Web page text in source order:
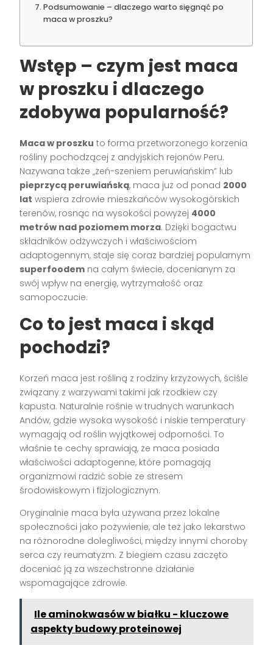
Podsumowanie – dlaczego warto sięgnąć po
maca w proszku?
Wstęp – czym jest maca
w proszku i dlaczego
zdobywa popularność?
Maca w proszku to forma przetworzonego korzenia
rośliny pochodzącej z andyjskich rejonów Peru.
Nazywana także „żeń-szeniem peruwiańskim” lub
pieprzycą peruwiańską, maca już od ponad 2000
lat wspiera zdrowie mieszkańców wysokogórskich
terenów, rosnąc na wysokości powyżej 4000
metrów nad poziomem morza. Dzięki bogactwu
składników odżywczych i właściwościom
adaptogennym, staje się coraz bardziej popularnym
superfoodem na całym świecie, docenianym za
swój wpływ na energię, wytrzymałość oraz
samopoczucie.
Co to jest maca i skąd
pochodzi?
Korzeń maca jest rośliną z rodziny krzyżowych, ściśle
związany z warzywami takimi jak rzodkiew czy
kapusta. Naturalnie rośnie w trudnych warunkach
Andów, gdzie wysoka wysokość i niskie temperatury
wymagają od roślin wyjątkowej odporności. To
właśnie te cechy sprawiają, że maca posiada
właściwości adaptogenne, które pomagają
organizmowi radzić sobie ze stresem
środowiskowym i fizjologicznym.
Oryginalnie maca była używana przez lokalne
społeczności jako pożywienie, ale też jako lekarstwo
na różnorodne dolegliwości, między innymi choroby
serca czy reumatyzm. Z biegiem czasu zaczęto
doceniać ją za wszechstronne działanie
wspomagające zdrowie.
Ile aminokwasów w białku - kluczowe
aspekty budowy proteinowej